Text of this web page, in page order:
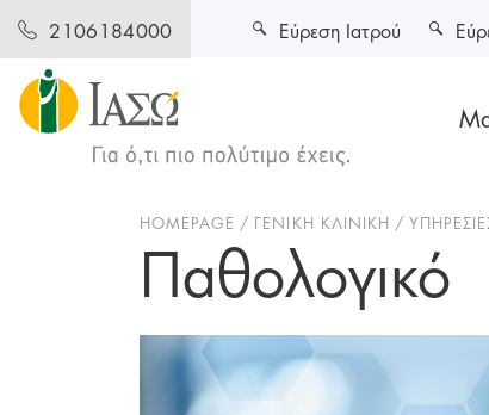
2106184000 Εύρεση Ιατρού
HOMEPAGE ΓΕΝΙΚΗ ΚΛΙΝΙΚΗ
Παθολογικό